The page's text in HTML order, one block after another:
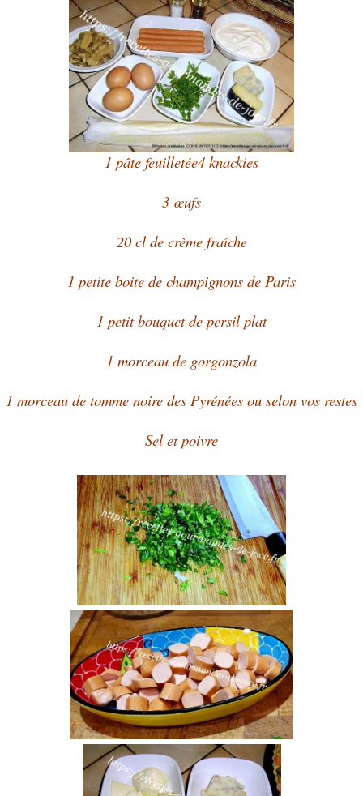
1 pâte feuilletée4 knackies
3 œufs
20 cl de crème fraîche
1 petite boite de champignons de Paris
1 petit bouquet de persil plat
1 morceau de gorgonzola
1 morceau de tomme noire des Pyrénées ou selon vos restes
Sel et poivre